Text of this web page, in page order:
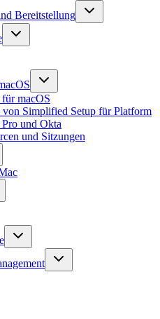
Bereitstellung
macOS
Simplified Setup für Platform
und Okta
und Sitzungen